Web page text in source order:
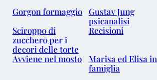
Gorgon formaggio Gustav Jung
psicanalisi
Sciroppo di
zucchero per i
decori delle torte
Recisioni
Avviene nel mosto
Marisa ed Elisa in
famiglia